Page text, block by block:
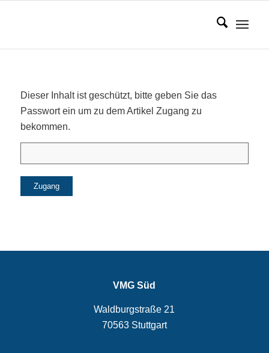
Dieser Inhalt ist geschützt, bitte geben Sie das
Passwort ein um zu dem Artikel Zugang zu
bekommen.
VMG Süd
Waldburgstraße 21
70563 Stuttgart